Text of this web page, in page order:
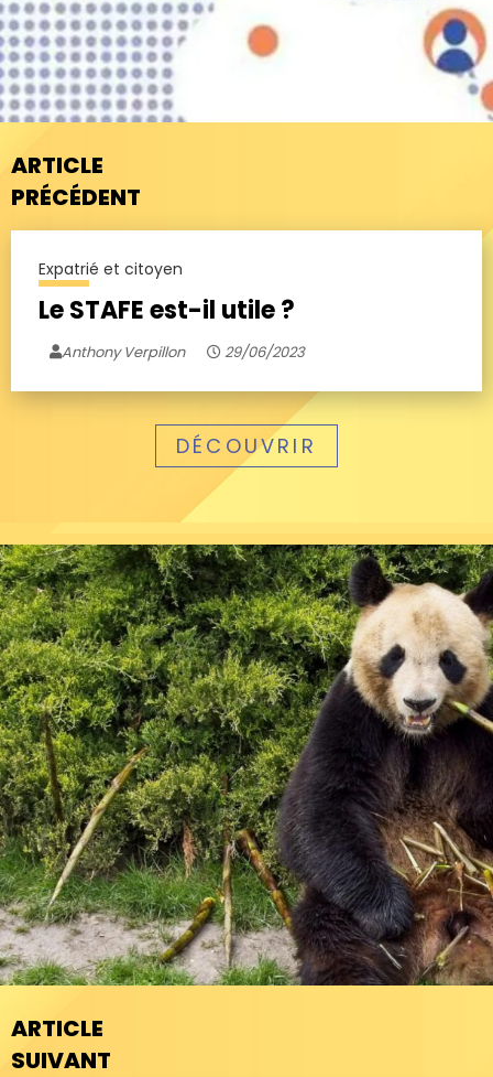
ARTICLE
PRÉCÉDENT
Expatrié et citoyen
Le STAFE est-il utile ?
Anthony Verpillon 29/06/2023
DÉCOUVRIR
ARTICLE
SUIVANT